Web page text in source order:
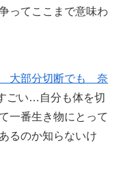
ってここまで意味わ
大部分切断でも 奈
ごい…自分も体を切
一番生き物にとって
るのか知らないけ